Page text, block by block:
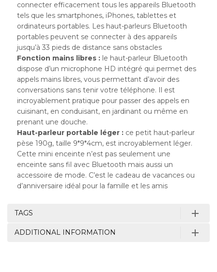
connecter efficacement tous les appareils Bluetooth
tels que les smartphones, iPhones, tablettes et
ordinateurs portables. Les haut-parleurs Bluetooth
portables peuvent se connecter à des appareils
jusqu’à 33 pieds de distance sans obstacles
Fonction mains libres : le haut-parleur Bluetooth
dispose d’un microphone HD intégré qui permet des
appels mains libres, vous permettant d’avoir des
conversations sans tenir votre téléphone. Il est
incroyablement pratique pour passer des appels en
cuisinant, en conduisant, en jardinant ou même en
prenant une douche.
Haut-parleur portable léger : ce petit haut-parleur
pèse 190g, taille 9*9*4cm, est incroyablement léger.
Cette mini enceinte n’est pas seulement une
enceinte sans fil avec Bluetooth mais aussi un
accessoire de mode. C’est le cadeau de vacances ou
d’anniversaire idéal pour la famille et les amis
TAGS
ADDITIONAL INFORMATION